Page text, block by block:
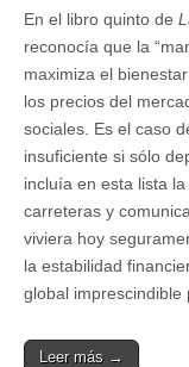
En el libro quinto de
reconocía que la
maximiza el
los precios del
sociales. Es el caso
insuficiente si sólo
incluía en esta lista
carreteras y
viviera hoy
la estabilidad
global imprescindible
Leer más →